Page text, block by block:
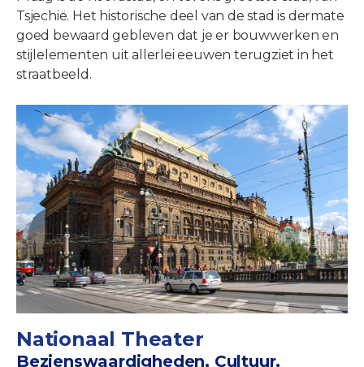
Tsjechië. Het historische deel van de stad is dermate
goed bewaard gebleven dat je er bouwwerken en
stijlelementen uit allerlei eeuwen terugziet in het
straatbeeld.
Nationaal Theater
Bezienswaardigheden, Cultuur,